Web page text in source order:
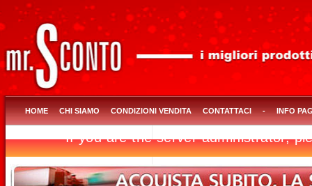
HOME CHI SIAMO CONDIZIONI VENDITA CONTATTACI - INFO